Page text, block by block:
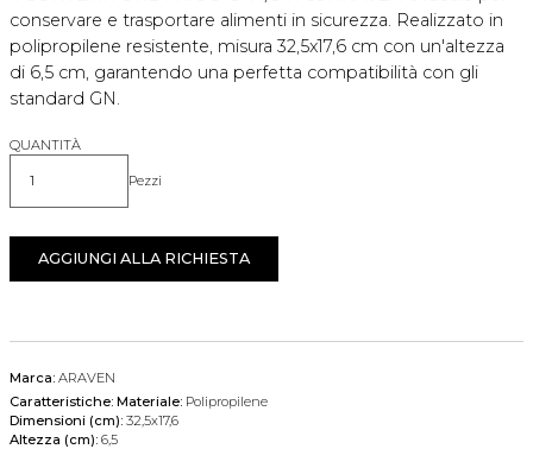
conservare e trasportare alimenti in sicurezza. Realizzato in
polipropilene resistente, misura 32,5x17,6 cm con un'altezza
di 6,5 cm, garantendo una perfetta compatibilità con gli
standard GN.
QUANTITÀ
Quantità Pezzi
AGGIUNGI ALLA RICHIESTA
Marca: ARAVEN
Caratteristiche: Materiale: Polipropilene
Dimensioni (cm): 32,5x17,6
Altezza (cm): 6,5